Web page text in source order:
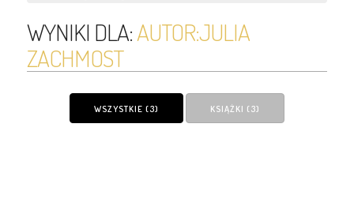
WYNIKI DLA:AUTOR:JULIA
ZACHMOST
WSZYSTKIE (3) KSIĄŻKI (3)